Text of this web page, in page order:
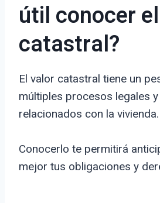
útil conocer
catastral?
El valor catastral tiene un
múltiples procesos legales
relacionados con la vivienda.
Conocerlo te permitirá
mejor tus obligaciones y